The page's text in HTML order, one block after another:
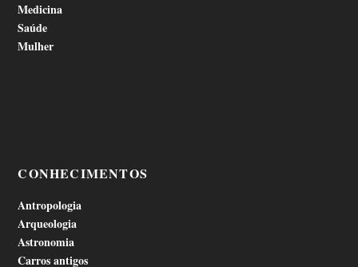
Medicina
Saúde
Mulher
CONHECIMENTOS
Antropologia
Arqueologia
Astronomia
Carros antigos